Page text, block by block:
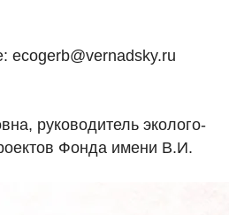
ecogerb@vernadsky.ru
руководитель эколого-
Фонда имени В.И.